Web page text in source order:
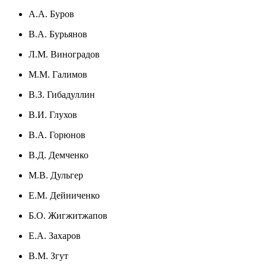
А.А. Буров
В.А. Бурьянов
Л.М. Виноградов
М.М. Галимов
В.З. Гибадуллин
В.И. Глухов
В.А. Горюнов
В.Д. Демченко
М.В. Дульгер
Е.М. Дейниченко
Б.О. Жигжитжапов
Е.А. Захаров
В.М. Згут